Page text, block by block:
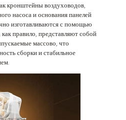
кронштейны воздуховодов,
насоса и основания панелей
изготавливаются с помощью
правило, представляют собой
массово, что
сборки и стабильное